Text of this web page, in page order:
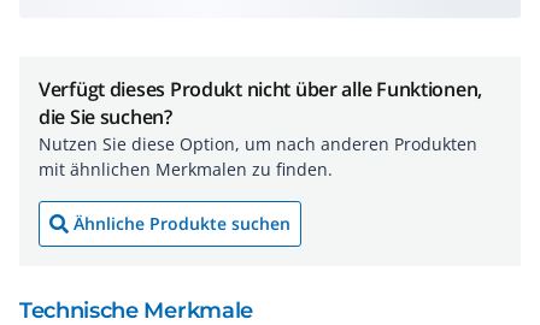
Verfügt dieses Produkt nicht über alle Funktionen,
die Sie suchen?
Nutzen Sie diese Option, um nach anderen Produkten
mit ähnlichen Merkmalen zu finden.
Ähnliche Produkte suchen
Technische Merkmale